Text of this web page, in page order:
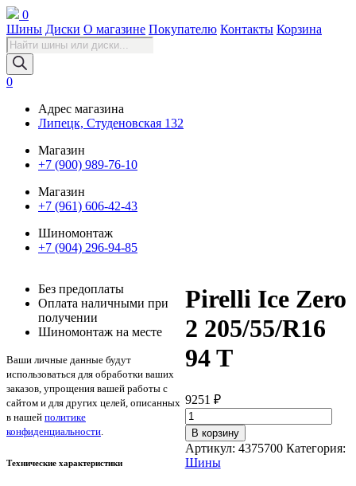
0
Шины Диски О магазине Покупателю Контакты Корзина
Поиск
товаров
0
Адрес магазина
Липецк, Студеновская 132
Магазин
+7 (900) 989-76-10
Магазин
+7 (961) 606-42-43
Шиномонтаж
+7 (904) 296-94-85
Pirelli Ice Zero
2 205/55/R16
94 T
9251 ₽
Количество
товара
Pirelli
Ice
Zero
В корзину
Артикул: 4375700 Категория:
Шины
Без предоплаты
Оплата наличными при
получении
Шиномонтаж на месте
Ваши личные данные будут
использоваться для обработки ваших
заказов, упрощения вашей работы с
сайтом и для других целей, описанных
в нашей политике
конфиденциальности.
Технические характеристики